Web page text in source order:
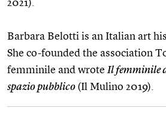
2021).
Barbara Belotti is an Italian art
She co-founded the association
femminile and wrote Il femminile
spazio pubblico (Il Mulino 2019).